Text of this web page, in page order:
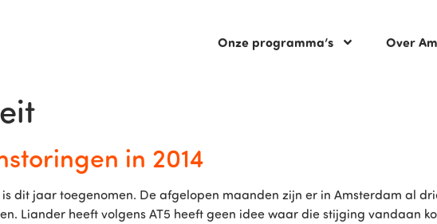
Onze programma’s Over
in 2014
dit jaar toegenomen. De afgelopen maanden zijn er in Amsterdam al
Liander heeft volgens AT5 heeft geen idee waar die stijging vandaan